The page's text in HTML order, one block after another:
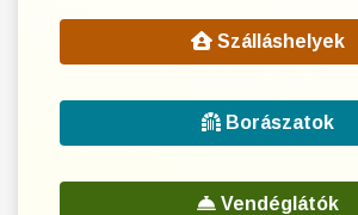
Szálláshelyek
Borászatok
Vendéglátók